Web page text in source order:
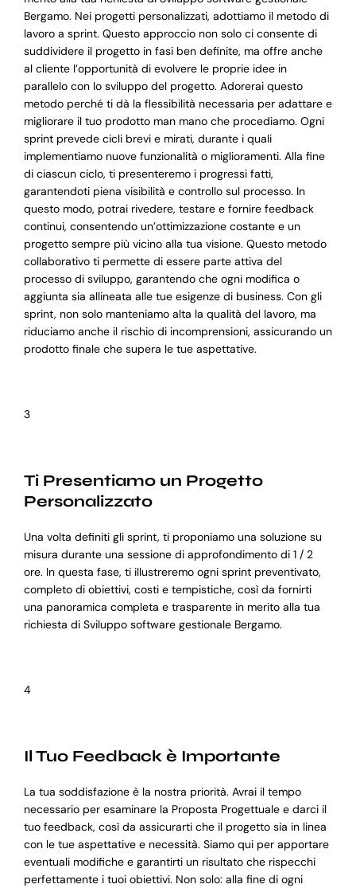
Bergamo. Nei progetti personalizzati, adottiamo il metodo di
lavoro a sprint. Questo approccio non solo ci consente di
suddividere il progetto in fasi ben definite, ma offre anche
al cliente l’opportunità di evolvere le proprie idee in
parallelo con lo sviluppo del progetto. Adorerai questo
metodo perché ti dà la flessibilità necessaria per adattare e
migliorare il tuo prodotto man mano che procediamo. Ogni
sprint prevede cicli brevi e mirati, durante i quali
implementiamo nuove funzionalità o miglioramenti. Alla fine
di ciascun ciclo, ti presenteremo i progressi fatti,
garantendoti piena visibilità e controllo sul processo. In
questo modo, potrai rivedere, testare e fornire feedback
continui, consentendo un’ottimizzazione costante e un
progetto sempre più vicino alla tua visione. Questo metodo
collaborativo ti permette di essere parte attiva del
processo di sviluppo, garantendo che ogni modifica o
aggiunta sia allineata alle tue esigenze di business. Con gli
sprint, non solo manteniamo alta la qualità del lavoro, ma
riduciamo anche il rischio di incomprensioni, assicurando un
prodotto finale che supera le tue aspettative.
3
Ti Presentiamo un Progetto
Personalizzato
Una volta definiti gli sprint, ti proponiamo una soluzione su
misura durante una sessione di approfondimento di 1 / 2
ore. In questa fase, ti illustreremo ogni sprint preventivato,
completo di obiettivi, costi e tempistiche, così da fornirti
una panoramica completa e trasparente in merito alla tua
richiesta di Sviluppo software gestionale Bergamo.
4
Il Tuo Feedback è Importante
La tua soddisfazione è la nostra priorità. Avrai il tempo
necessario per esaminare la Proposta Progettuale e darci il
tuo feedback, così da assicurarti che il progetto sia in linea
con le tue aspettative e necessità. Siamo qui per apportare
eventuali modifiche e garantirti un risultato che rispecchi
perfettamente i tuoi obiettivi. Non solo: alla fine di ogni